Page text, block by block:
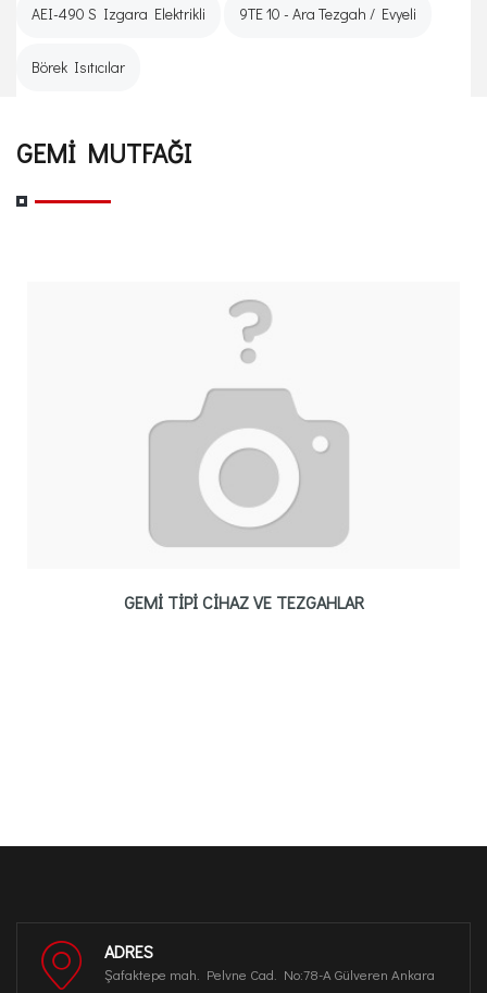
AEI-490 S Izgara Elektrikli 9TE 10 - Ara Tezgah / Evyeli
Börek Isıtıcılar
GEMİ MUTFAĞI
GEMİ TİPİ CİHAZ VE TEZGAHLAR
ADRES
Şafaktepe mah. Pelvne Cad. No:78-A Gülveren Ankara